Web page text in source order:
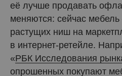
её лучше продавать
меняются: сейчас
растущих ниш на
в интернет-ретейле.
«РБК Исследования
опрошенных покупают